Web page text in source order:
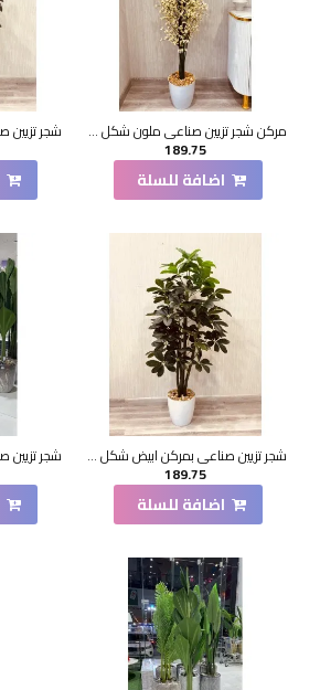
مركن شجر تزيين صناعي ملون شكل حديث 175سم
189.75
اضافة للسلة
شجر تزيين صناعي بمركن ابيض شكل حديث 150سم
189.75
اضافة للسلة